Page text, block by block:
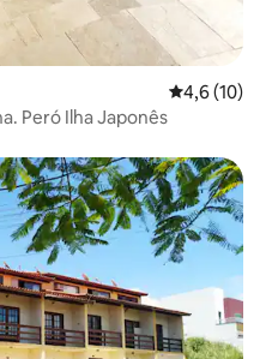
4,6 de uma
4,6 (10)
Lugar encantador com piscina. Peró Ilha Japonês